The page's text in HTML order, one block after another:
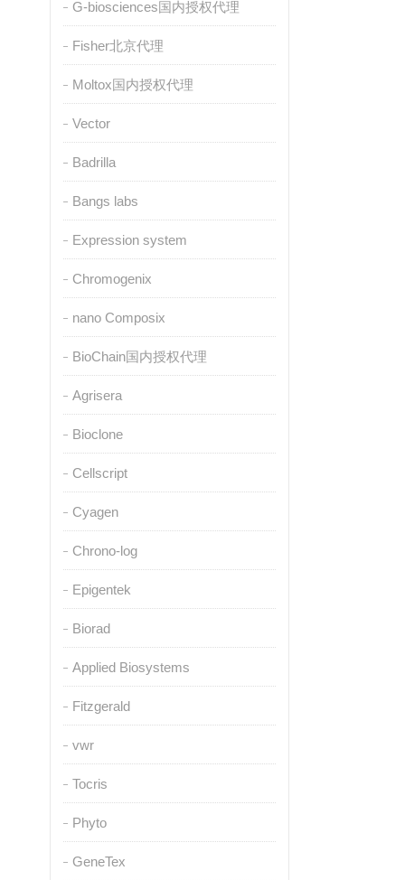
G-biosciences国内授权代理
Fisher北京代理
Moltox国内授权代理
Vector
Badrilla
Bangs labs
Expression system
Chromogenix
nano Composix
BioChain国内授权代理
Agrisera
Bioclone
Cellscript
Cyagen
Chrono-log
Epigentek
Biorad
Applied Biosystems
Fitzgerald
vwr
Tocris
Phyto
GeneTex